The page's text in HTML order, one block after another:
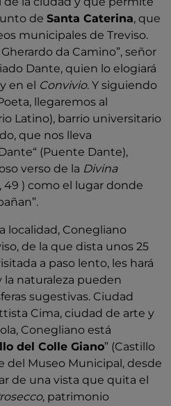
de Santa Caterina, que
municipales de Treviso.
da Camino”, señor
Dante, quien lo elogiará
en el Convivio. Y siguiendo
llegaremos al
Latino), barrio universitario
que nos lleva
(Puente Dante),
verso de la Divina
49 ) como el lugar donde
localidad, Conegliano
de la que dista unos 25
a paso lento, les hará
naturaleza pueden
sugestivas. Ciudad
Cima, ciudad de arte y
Conegliano está
del Colle Giano” (Castillo
del Museo Municipal, desde
de una vista que quita el
, patrimonio